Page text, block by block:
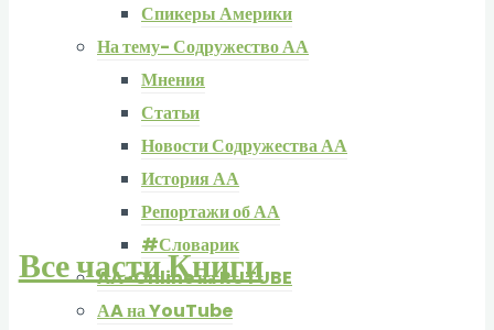
Спикеры Америки
На тему- Содружество АА
Мнения
Статьи
Новости Содружества АА
История АА
Репортажи об АА
#Словарик
AA-Online на RUTUBE
АA на YouTube
Все части Книги